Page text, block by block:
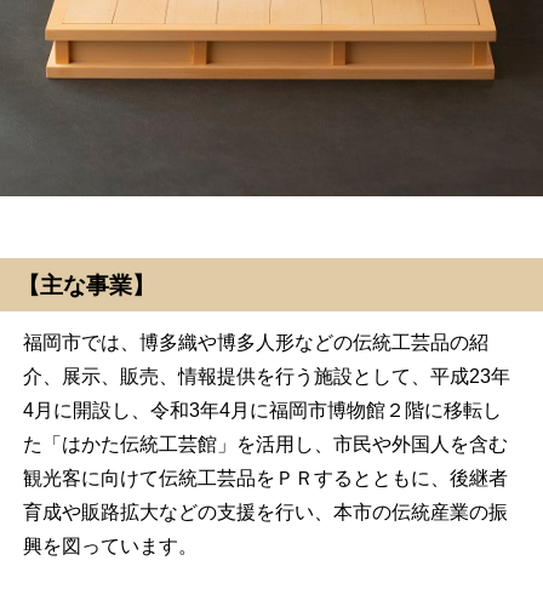
【主な事業】
福岡市では、博多織や博多人形などの伝統工芸品の紹
介、展示、販売、情報提供を行う施設として、平成23年
4月に開設し、令和3年4月に福岡市博物館２階に移転し
た「はかた伝統工芸館」を活用し、市民や外国人を含む
観光客に向けて伝統工芸品をＰＲするとともに、後継者
育成や販路拡大などの支援を行い、本市の伝統産業の振
興を図っています。